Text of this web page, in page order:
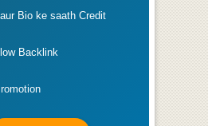
Bio ke saath Credit
Backlink